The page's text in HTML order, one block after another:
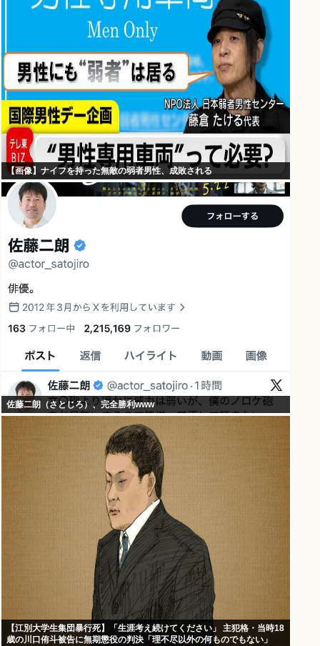
【画像】ナイフを持った無敵の弱者男性、成敗される
佐藤二朗（さとじろ）、完全勝利www
【江別大学生集団暴行死】「生涯考え続けてください」 主犯格・当時18
歳の川口侑斗被告に無期懲役の判決「理不尽以外の何ものでもない」